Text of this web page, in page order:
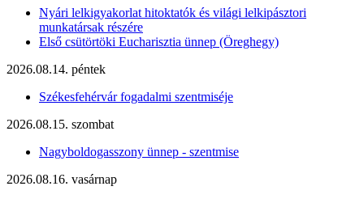
Nyári lelkigyakorlat hitoktatók és világi lelkipásztori
munkatársak részére
Első csütörtöki Eucharisztia ünnep (Öreghegy)
2026.08.14. péntek
Székesfehérvár fogadalmi szentmiséje
2026.08.15. szombat
Nagyboldogasszony ünnep - szentmise
2026.08.16. vasárnap